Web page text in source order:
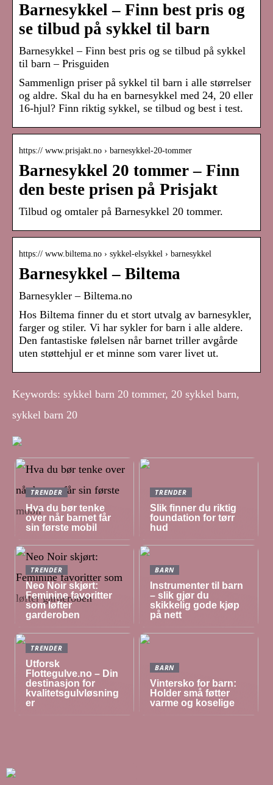
Barnesykkel – Finn best pris og
se tilbud på sykkel til barn
Barnesykkel – Finn best pris og se tilbud på sykkel
til barn – Prisguiden
Sammenlign priser på sykkel til barn i alle størrelser
og aldre. Skal du ha en barnesykkel med 24, 20 eller
16-hjul? Finn riktig sykkel, se tilbud og best i test.
https:// www.prisjakt.no › barnesykkel-20-tommer
Barnesykkel 20 tommer – Finn
den beste prisen på Prisjakt
Tilbud og omtaler på Barnesykkel 20 tommer.
https:// www.biltema.no › sykkel-elsykkel › barnesykkel
Barnesykkel – Biltema
Barnesykler – Biltema.no
Hos Biltema finner du et stort utvalg av barnesykler,
farger og stiler. Vi har sykler for barn i alle aldere.
Den fantastiske følelsen når barnet triller avgårde
uten støttehjul er et minne som varer livet ut.
Keywords: sykkel barn 20 tommer, 20 sykkel barn,
sykkel barn 20
TRENDER
Hva du bør tenke
over når barnet får
sin første mobil
TRENDER
Slik finner du riktig
foundation for tørr
hud
TRENDER
Neo Noir skjørt:
Feminine favoritter
som løfter
garderoben
BARN
Instrumenter til barn
– slik gjør du
skikkelig gode kjøp
på nett
TRENDER
Utforsk
Flottegulve.no – Din
destinasjon for
kvalitetsgulvløsning
er
BARN
Vintersko for barn:
Holder små føtter
varme og koselige